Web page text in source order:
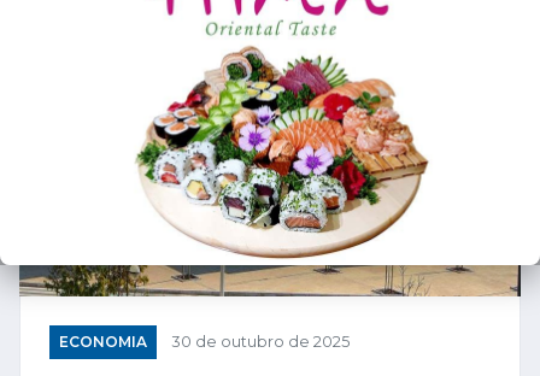
ECONOMIA 30 de outubro de 2025